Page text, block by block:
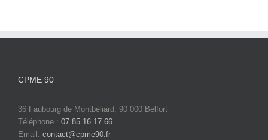
CPME 90
36 Faubourg de Montbéliard, 90 000 Belfort
Téléphone : 07 85 16 17 66
Email: contact@cpme90.fr